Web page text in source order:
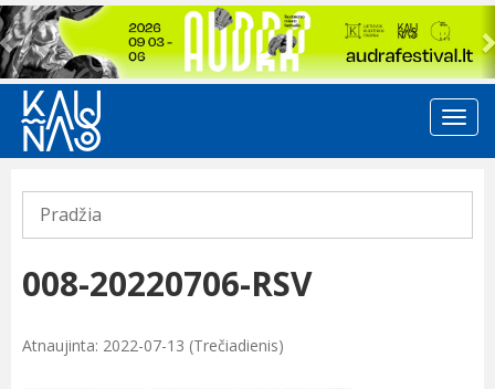
Previous
Pradžia
008-20220706-RSV
Atnaujinta: 2022-07-13 (Trečiadienis)